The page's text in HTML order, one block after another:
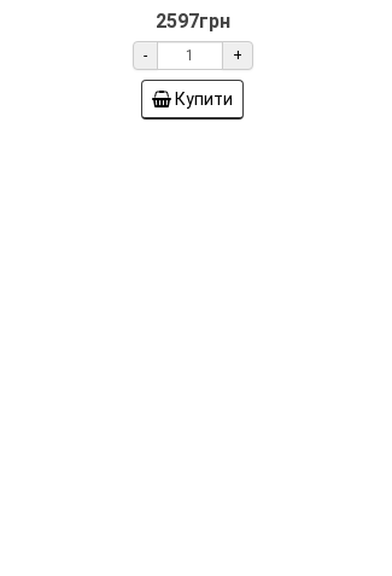
2597грн
- +
Купити